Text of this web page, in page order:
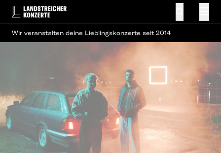
Wir veranstalten deine Lieblingskonzerte seit 2014